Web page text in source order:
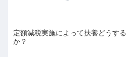
定額減税実施によって扶養どうする
か？